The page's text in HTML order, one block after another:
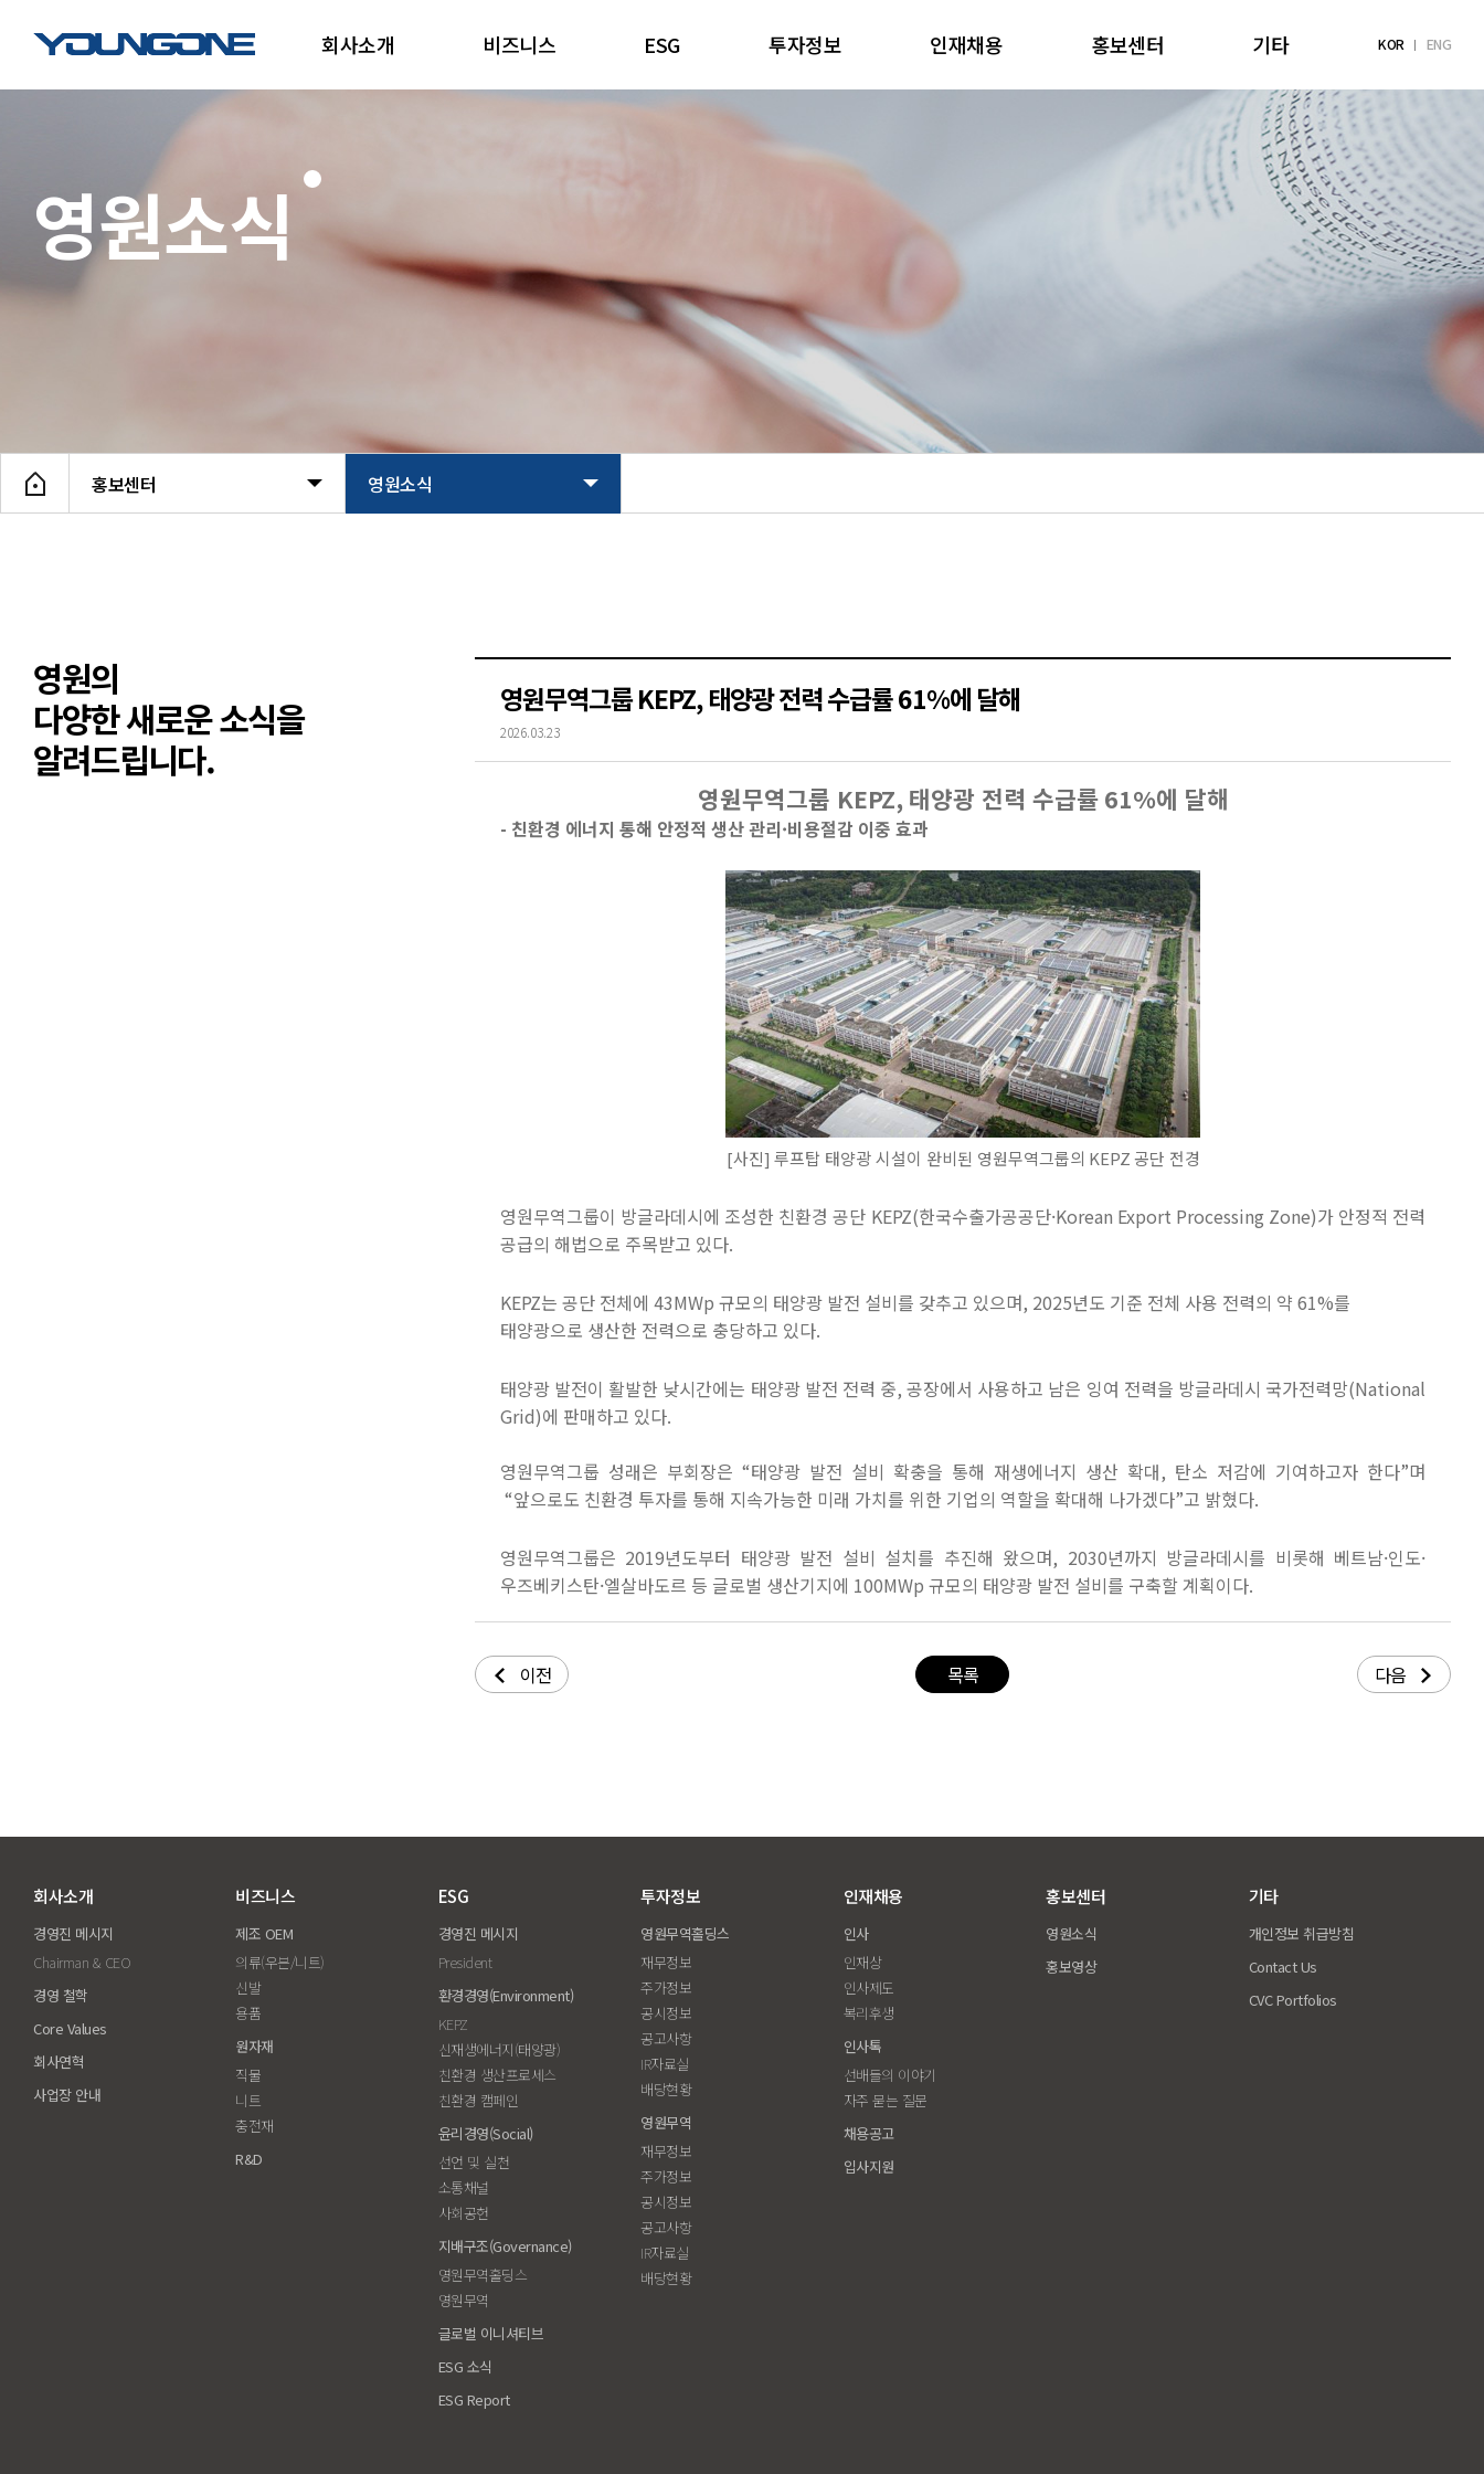
회사소개 비즈니스 ESG 투자정보 인재채용 홍보센터 기타 KOR ENG
영원소식
홍보센터 영원소식
영원의
다양한 새로운 소식을
알려드립니다.
영원무역그룹 KEPZ, 태양광 전력 수급률 61%에 달해
2026.03.23
영원무역그룹 KEPZ, 태양광 전력 수급률61%에 달해
- 친환경 에너지 통해 안정적 생산 관리·비용절감 이중 효과
[사진] 루프탑 태양광 시설이 완비된 영원무역그룹의 KEPZ공단 전경
영원무역그룹이 방글라데시에 조성한 친환경 공단 KEPZ(한국수출가공공단·Korean Export Processing Zone)가 안정적 전력
공급의 해법으로 주목받고 있다.
KEPZ는 공단 전체에 43MWp 규모의 태양광 발전 설비를 갖추고 있으며, 2025년도 기준 전체 사용 전력의 약 61%를
태양광으로 생산한 전력으로 충당하고 있다.
태양광 발전이 활발한 낮시간에는 태양광 발전 전력 중,공장에서 사용하고 남은 잉여 전력을 방글라데시 국가전력망(National
Grid)에 판매하고 있다.
영원무역그룹 성래은 부회장은 “태양광 발전 설비 확충을 통해 재생에너지 생산 확대, 탄소 저감에 기여하고자 한다”며
“앞으로도 친환경 투자를 통해 지속가능한 미래 가치를 위한 기업의 역할을 확대해 나가겠다”고 밝혔다.
영원무역그룹은 2019년도부터 태양광 발전 설비 설치를 추진해 왔으며, 2030년까지 방글라데시를 비롯해 베트남·인도·
우즈베키스탄·엘살바도르 등 글로벌 생산기지에 100MWp 규모의 태양광 발전 설비를 구축할 계획이다.
이전 목록 다음
회사소개
경영진 메시지
Chairman & CEO
경영 철학
Core Values
회사연혁
사업장 안내
비즈니스
제조 OEM
의류(우븐/니트)
신발
용품
원자재
직물
니트
충전재
R&D
ESG
경영진 메시지
President
환경경영(Environment)
KEPZ
신재생에너지(태양광)
친환경 생산프로세스
친환경 캠페인
윤리경영(Social)
선언 및 실천
소통채널
사회공헌
지배구조(Governance)
영원무역홀딩스
영원무역
글로벌 이니셔티브
ESG 소식
ESG Report
투자정보
영원무역홀딩스
재무정보
주가정보
공시정보
공고사항
IR자료실
배당현황
영원무역
재무정보
주가정보
공시정보
공고사항
IR자료실
배당현황
인재채용
인사
인재상
인사제도
복리후생
인사톡
선배들의 이야기
자주 묻는 질문
채용공고
입사지원
홍보센터
영원소식
홍보영상
기타
개인정보 취급방침
Contact Us
CVC Portfolios